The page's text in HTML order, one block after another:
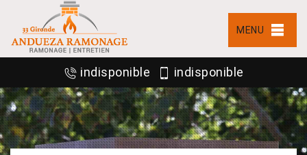
MENU
indisponible indisponible